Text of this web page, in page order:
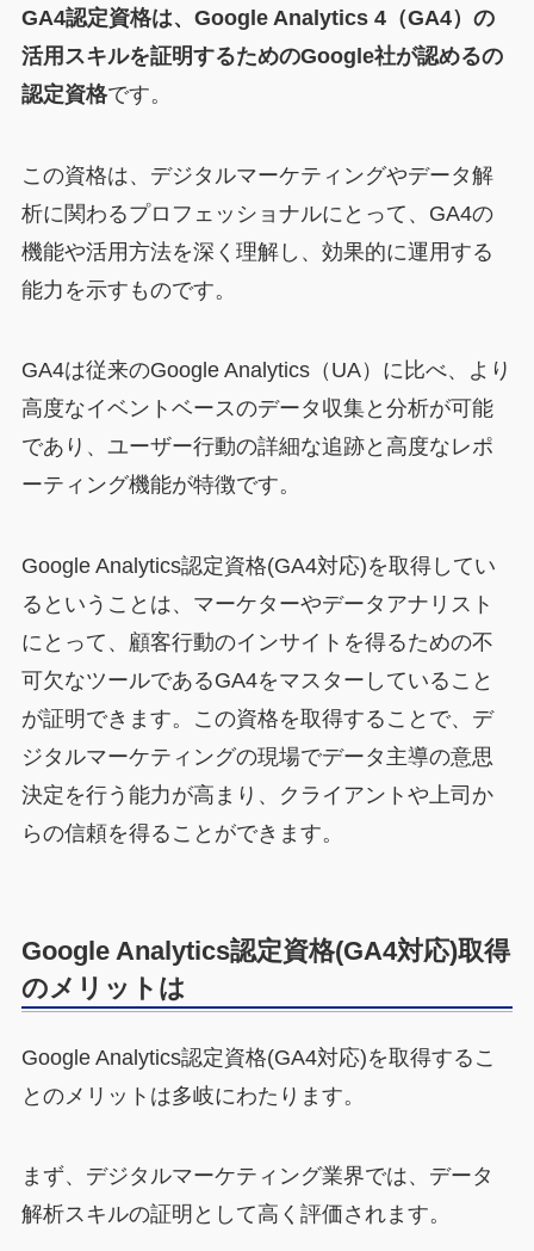
GA4認定資格は、Google Analytics 4（GA4）の
活用スキルを証明するためのGoogle社が認めるの
認定資格です。
この資格は、デジタルマーケティングやデータ解
析に関わるプロフェッショナルにとって、GA4の
機能や活用方法を深く理解し、効果的に運用する
能力を示すものです。
GA4は従来のGoogle Analytics（UA）に比べ、より
高度なイベントベースのデータ収集と分析が可能
であり、ユーザー行動の詳細な追跡と高度なレポ
ーティング機能が特徴です。
Google Analytics認定資格(GA4対応)を取得してい
るということは、マーケターやデータアナリスト
にとって、顧客行動のインサイトを得るための不
可欠なツールであるGA4をマスターしていること
が証明できます。この資格を取得することで、デ
ジタルマーケティングの現場でデータ主導の意思
決定を行う能力が高まり、クライアントや上司か
らの信頼を得ることができます。
Google Analytics認定資格(GA4対応)取得
のメリットは
Google Analytics認定資格(GA4対応)を取得するこ
とのメリットは多岐にわたります。
まず、デジタルマーケティング業界では、データ
解析スキルの証明として高く評価されます。